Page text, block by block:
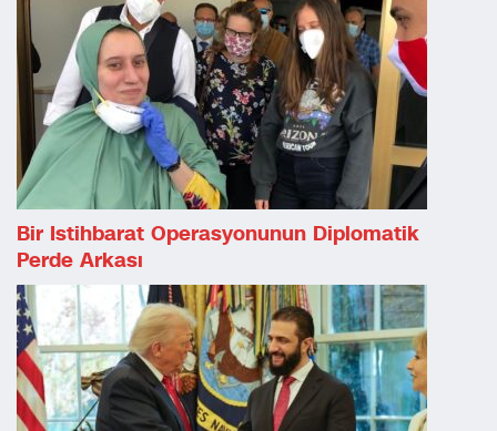
Bir Istihbarat Operasyonunun Diplomatik
Perde Arkası